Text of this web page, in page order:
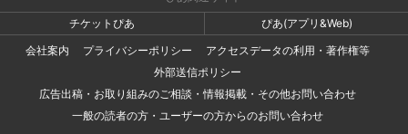
チケットぴあ
ぴあ(アプリ&Web)
会社案内
プライバシーポリシー
アクセスデータの利用・著作権等
外部送信ポリシー
広告出稿・お取り組みのご相談・情報掲載・その他お問い合わせ
一般の読者の方・ユーザーの方からのお問い合わせ